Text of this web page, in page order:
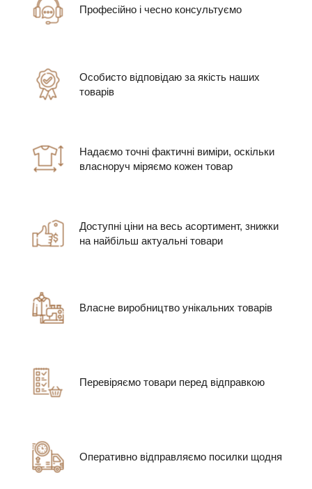
Професійно і чесно консультуємо
Особисто відповідаю за якість наших
товарів
Надаємо точні фактичні виміри, оскільки
власноруч міряємо кожен товар
Доступні ціни на весь асортимент, знижки
на найбільш актуальні товари
Власне виробництво унікальних товарів
Перевіряємо товари перед відправкою
Оперативно відправляємо посилки щодня